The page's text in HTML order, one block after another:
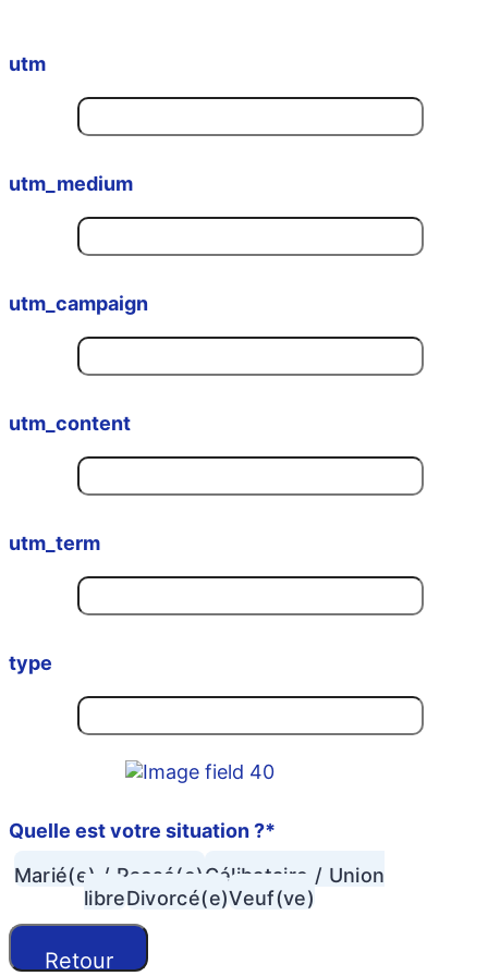
utm
utm_medium
utm_campaign
utm_content
utm_term
type
Quelle est votre situation ?*
Marié(e) / Pacsé(e)Célibataire / Union
libreDivorcé(e)Veuf(ve)
Retour